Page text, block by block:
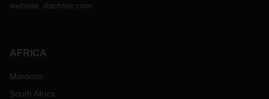
website: dachser.com
AFRICA
Morocco
South Africa